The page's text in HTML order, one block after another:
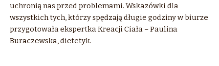
uchronią nas przed problemami. Wskazówki dla
wszystkich tych, którzy spędzają długie godziny w biurze
przygotowała ekspertka Kreacji Ciała – Paulina
Buraczewska, dietetyk.